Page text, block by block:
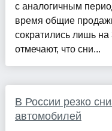
с аналогичным
время общие
сократились лишь
отмечают, что сни...
В России резко
автомобилей